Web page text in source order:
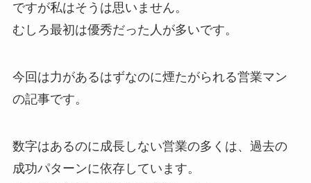
ですが私はそうは思いません。
むしろ最初は優秀だった人が多いです。
今回は力があるはずなのに煙たがられる営業マン
の記事です。
数字はあるのに成長しない営業の多くは、過去の
成功パターンに依存しています。